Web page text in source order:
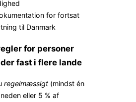
for fortsat
til Danmark
for personer
fast i flere lande
regelmæssigt (mindst én
eller 5 % af